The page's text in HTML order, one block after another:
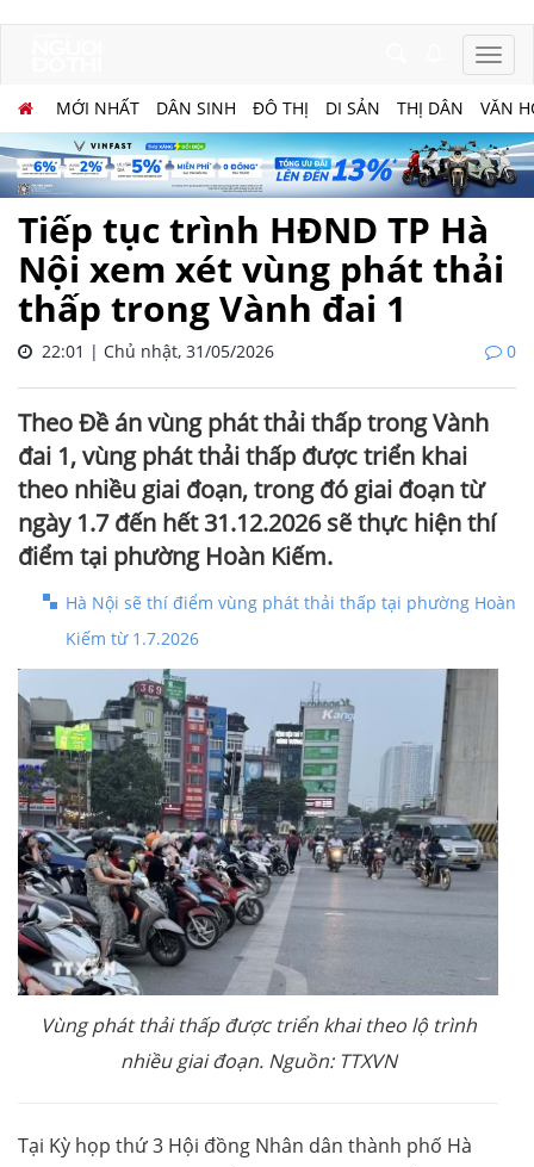
MỚI NHẤT DÂN SINH ĐÔ THỊ DI SẢN THỊ DÂN VĂN
Tiếp tục trình HĐND TP Hà
Nội xem xét vùng phát thải
thấp trong Vành đai 1
22:01 | Chủ nhật, 31/05/2026 0
Theo Đề án vùng phát thải thấp trong Vành
đai 1, vùng phát thải thấp được triển khai
theo nhiều giai đoạn, trong đó giai đoạn từ
ngày 1.7 đến hết 31.12.2026 sẽ thực hiện thí
điểm tại phường Hoàn Kiếm.
Hà Nội sẽ thí điểm vùng phát thải thấp tại phường Hoàn
Kiếm từ 1.7.2026
Vùng phát thải thấp được triển khai theo lộ trình
nhiều giai đoạn. Nguồn: TTXVN
Tại Kỳ họp thứ 3 Hội đồng Nhân dân thành phố Hà